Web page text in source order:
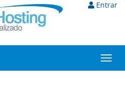
Entrar